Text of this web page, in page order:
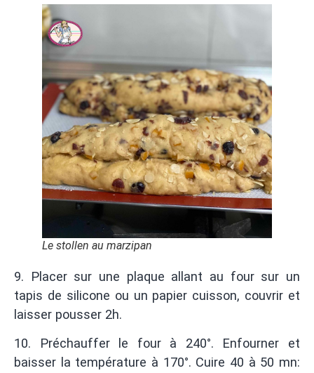
Le stollen au marzipan
9. Placer sur une plaque allant au four sur un
tapis de silicone ou un papier cuisson, couvrir et
laisser pousser 2h.
10. Préchauffer le four à 240°. Enfourner et
baisser la température à 170°. Cuire 40 à 50 mn: